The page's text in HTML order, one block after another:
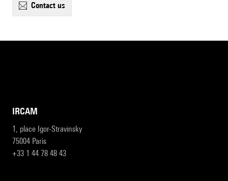
contact us
IRCAM
1, place Igor-Stravinsky
75004 Paris
+33 1 44 78 48 43